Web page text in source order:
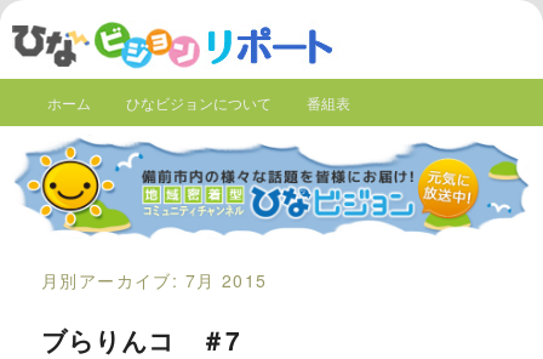
ホーム ひなビジョンについて 番組表
月別アーカイブ: 7月 2015
ブらりんコ ＃7